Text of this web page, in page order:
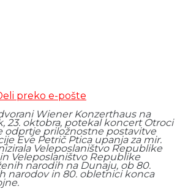
preko e-pošte
Wiener Konzerthaus na
23. oktobra, potekal koncert Otroci
odprtje priložnostne postavitve
Eve Petrič Ptica upanja za mir.
Veleposlaništvo Republike
Veleposlaništvo Republike
narodih na Dunaju, ob 80.
narodov in 80. obletnici konca